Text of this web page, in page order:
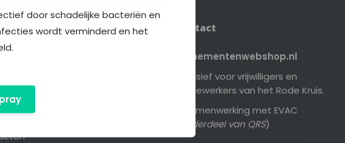
en Kisten
Contact
Evenementenwebshop.nl
Exclusief voor vrijwilligers en
medewerkers van het Rode Kruis.
In samenwerking met EVAC
onderdeel van QRS)
door schadelijke bacteriën en
wordt verminderd en het